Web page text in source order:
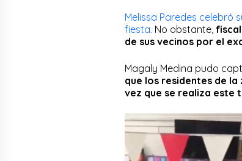
Melissa Paredes celebró
fiesta. No obstante,
de sus vecinos por el
Magaly Medina pudo
que los residentes de
vez que se realiza este